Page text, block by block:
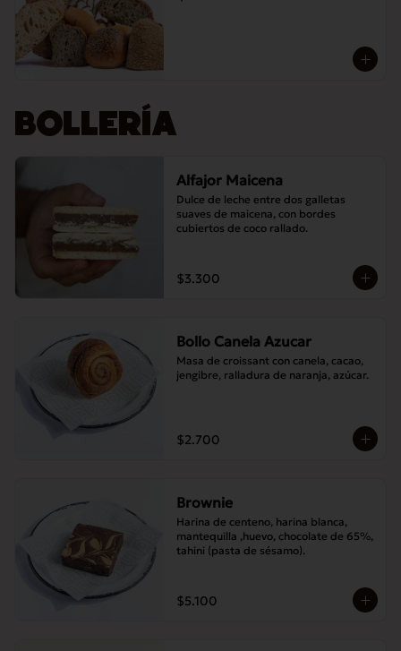
BOLLERÍA
Alfajor Maicena
Dulce de leche entre dos galletas
suaves de maicena, con bordes
cubiertos de coco rallado.
$3.300
Bollo Canela Azucar
Masa de croissant con canela, cacao,
jengibre, ralladura de naranja, azúcar.
$2.700
Brownie
Harina de centeno, harina blanca,
mantequilla ,huevo, chocolate de 65%,
tahini (pasta de sésamo).
$5.100